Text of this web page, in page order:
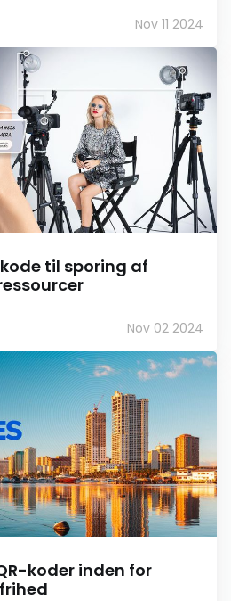
Nov 11 2024
til sporing af
Nov 02 2024
koder inden for